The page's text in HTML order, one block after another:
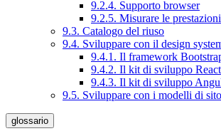
9.2.4. Supporto browser
9.2.5. Misurare le prestazioni
9.3. Catalogo del riuso
9.4. Sviluppare con il design
9.4.1. Il framework
9.4.2. Il kit di sviluppo React
9.4.3. Il kit di sviluppo
9.5. Sviluppare con i modelli di
glossario